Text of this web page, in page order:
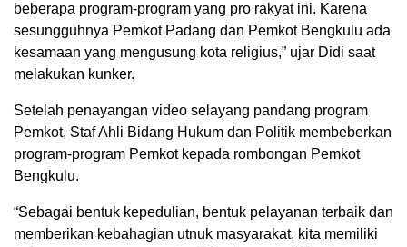
beberapa program-program yang pro rakyat ini. Karena
sesungguhnya Pemkot Padang dan Pemkot Bengkulu ada
kesamaan yang mengusung kota religius,” ujar Didi saat
melakukan kunker.
Setelah penayangan video selayang pandang program
Pemkot, Staf Ahli Bidang Hukum dan Politik membeberkan
program-program Pemkot kepada rombongan Pemkot
Bengkulu.
“Sebagai bentuk kepedulian, bentuk pelayanan terbaik dan
memberikan kebahagian utnuk masyarakat, kita memiliki